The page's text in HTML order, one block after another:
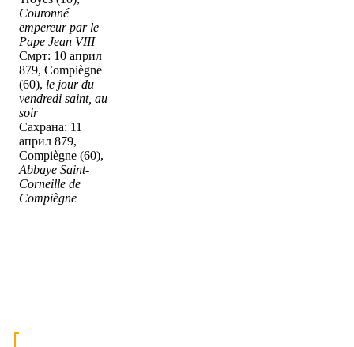
Couronné
empereur par le
Pape Jean VIII
Смрт: 10 април
879, Compiègne
(60), le jour du
vendredi saint, au
soir
Сахрана: 11
април 879,
Compiègne (60),
Abbaye Saint-
Corneille de
Compiègne